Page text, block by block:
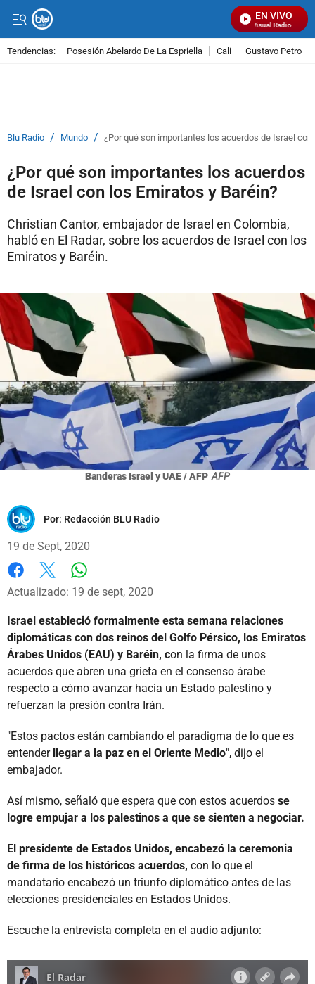
EN VIVO
Señal Visual Radio
Tendencias: Posesión Abelardo De La Espriella Cali Gustavo Petro
Blu Radio / Mundo / ¿Por qué son importantes los acuerdos de Israel con
¿Por qué son importantes los acuerdos
de Israel con los Emiratos y Baréin?
Christian Cantor, embajador de Israel en Colombia,
habló en El Radar, sobre los acuerdos de Israel con los
Emiratos y Baréin.
Banderas Israel y UAE / AFP AFP
Por: Redacción BLU Radio
19 de Sept, 2020
Facebook
X
Actualizado: 19 de sept, 2020
Israel estableció formalmente esta semana relaciones
diplomáticas con dos reinos del Golfo Pérsico, los Emiratos
Árabes Unidos (EAU) y Baréin, con la firma de unos
acuerdos que abren una grieta en el consenso árabe
respecto a cómo avanzar hacia un Estado palestino y
refuerzan la presión contra Irán.
"Estos pactos están cambiando el paradigma de lo que es
entender llegar a la paz en el Oriente Medio", dijo el
embajador.
Así mismo, señaló que espera que con estos acuerdos se
logre empujar a los palestinos a que se sienten a negociar.
El presidente de Estados Unidos, encabezó la ceremonia
de firma de los históricos acuerdos, con lo que el
mandatario encabezó un triunfo diplomático antes de las
elecciones presidenciales en Estados Unidos.
Escuche la entrevista completa en el audio adjunto: